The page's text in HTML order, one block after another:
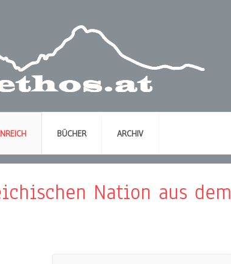
BÜCHER ARCHIV
Nation aus dem